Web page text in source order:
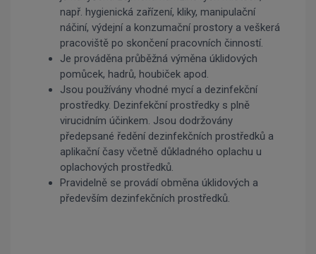
např. hygienická zařízení, kliky, manipulační
náčiní, výdejní a konzumační prostory a veškerá
pracoviště po skončení pracovních činností.
Je prováděna průběžná výměna úklidových
pomůcek, hadrů, houbiček apod.
Jsou používány vhodné mycí a dezinfekční
prostředky. Dezinfekční prostředky s plně
virucidním účinkem. Jsou dodržovány
předepsané ředění dezinfekčních prostředků a
aplikační časy včetně důkladného oplachu u
oplachových prostředků.
Pravidelně se provádí obměna úklidových a
především dezinfekčních prostředků.